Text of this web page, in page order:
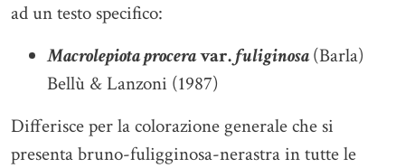
ad un testo specifico:
Macrolepiota proceravar.fuliginosa(Barla)
Bellù & Lanzoni (1987)
Differisce per la colorazione generale che si
presenta bruno-fuligginosa-nerastra in tutte le